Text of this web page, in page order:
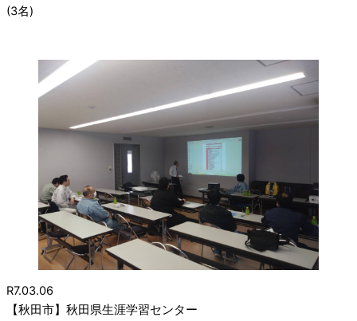
(3名)
R7.03.06
【秋田市】秋田県生涯学習センター